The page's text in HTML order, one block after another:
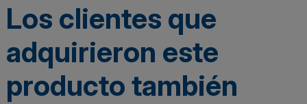
Los clientes que
adquirieron este
producto también